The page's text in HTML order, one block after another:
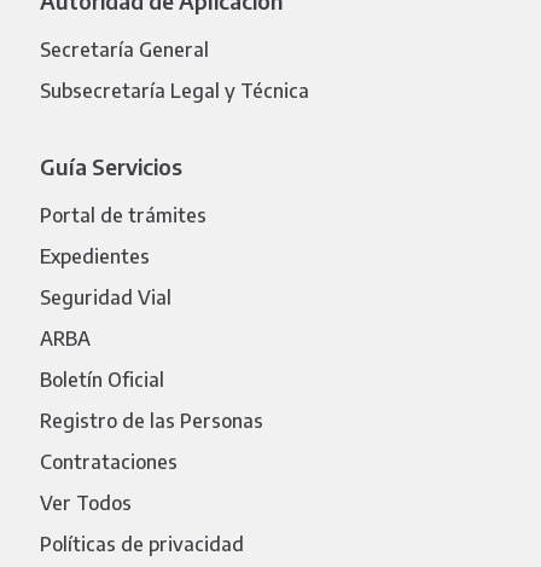
Secretaría General
Subsecretaría Legal y Técnica
Guía Servicios
Portal de trámites
Expedientes
Seguridad Vial
ARBA
Boletín Oficial
Registro de las Personas
Contrataciones
Ver Todos
Políticas de privacidad